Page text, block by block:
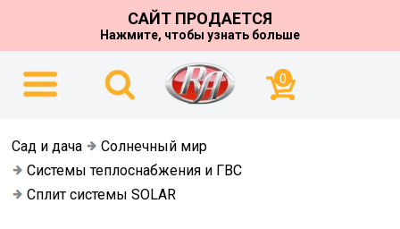
САЙТ ПРОДАЕТСЯ
Нажмите, чтобы узнать больше
0
Сад и дача
Солнечный мир
Системы теплоснабжения и ГВС
Сплит системы SOLAR